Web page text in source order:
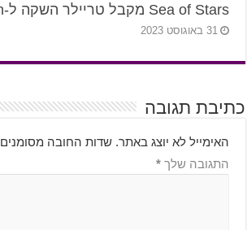
Sea of Stars מקבל טריילר השקה ל-Switch
31 באוגוסט 2023
כתיבת תגובה
האימייל לא יוצג באתר. שדות החובה מסומנים
התגובה שלך *